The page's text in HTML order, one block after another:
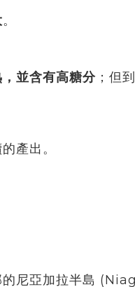
。
並含有高糖分 ；但
產出。
的尼亞加拉半島